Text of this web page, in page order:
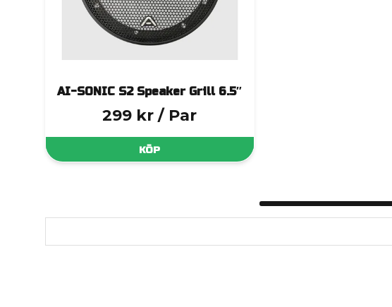
AI-SONIC S2 Speaker Grill 6.5″
299 kr / Par
KÖP